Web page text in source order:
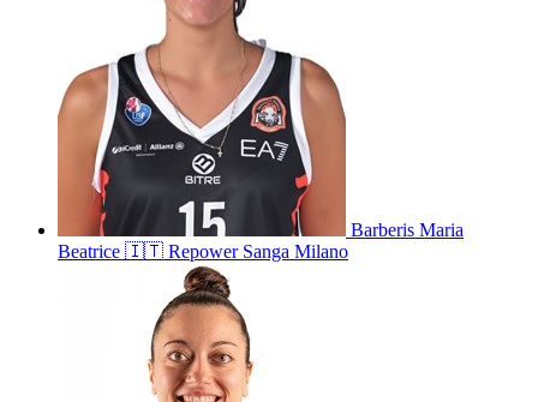
Barberis Maria
Beatrice 🇮🇹 Repower Sanga Milano